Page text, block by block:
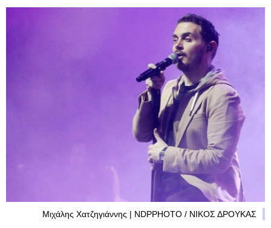
Μιχάλης Χατζηγιάννης | NDPPHOTO / ΝΙΚΟΣ ΔΡΟΥΚΑΣ